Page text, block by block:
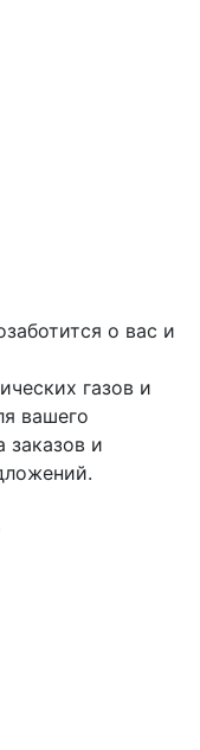
о вас и
газов и
вашего
заказов и